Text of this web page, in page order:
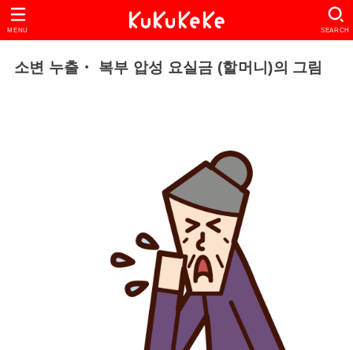
SEARCH
MENU
소변 누출・ 복부 압성 요실금 (할머니)의 그림